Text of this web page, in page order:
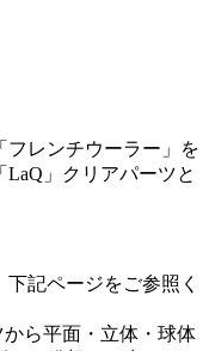
レンチウーラー」を
」クリアパーツと
記ページをご参照く
ら平面・立体・球体